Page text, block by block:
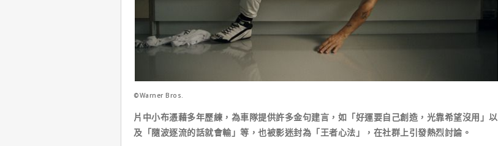
©Warner Bros.
片中小布憑藉多年歷練，為車隊提供許多金句建言，如「好運要自己創造，光靠希望沒用」以
及「隨波逐流的話就會輸」等，也被影迷封為「王者心法」，在社群上引發熱烈討論。